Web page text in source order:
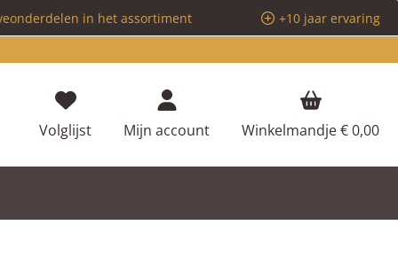
in het assortiment
+10 jaar ervaring
VolglijstJe hebt 0 items op je verlanglijstje
Mijn account Winkelmandje€ 0,00